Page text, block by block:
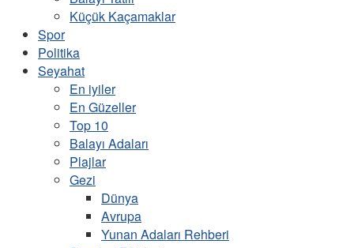
Küçük Kaçamaklar
Spor
Politika
Seyahat
En iyiler
En Güzeller
Top 10
Balayı Adaları
Plajlar
Gezi
Dünya
Avrupa
Yunan Adaları Rehberi